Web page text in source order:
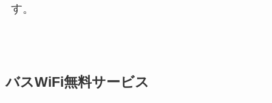
す。
バスWiFi無料サービス